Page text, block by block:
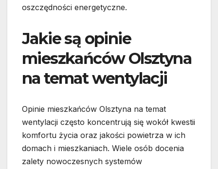
oszczędności energetyczne.
Jakie są opinie
mieszkańców Olsztyna
na temat wentylacji
Opinie mieszkańców Olsztyna na temat
wentylacji często koncentrują się wokół kwestii
komfortu życia oraz jakości powietrza w ich
domach i mieszkaniach. Wiele osób docenia
zalety nowoczesnych systemów